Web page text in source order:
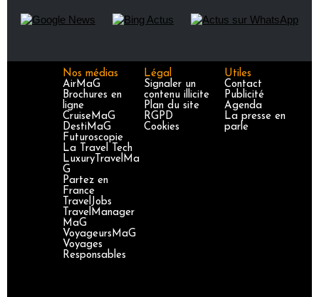
Nos médias
AirMaG
Brochures en
ligne
CruiseMaG
DestiMaG
Futuroscopie
La Travel Tech
LuxuryTravelMa
G
Partez en
France
TravelJobs
TravelManager
MaG
VoyageursMaG
Voyages
Responsables
Légal
Signaler un
contenu illicite
Plan du site
RGPD
Cookies
Utiles
Contact
Publicité
Agenda
La presse en
parle